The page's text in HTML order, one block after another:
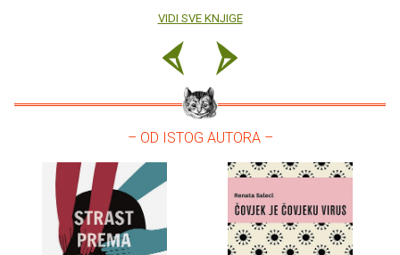
VIDI SVE KNJIGE
– OD ISTOG AUTORA –